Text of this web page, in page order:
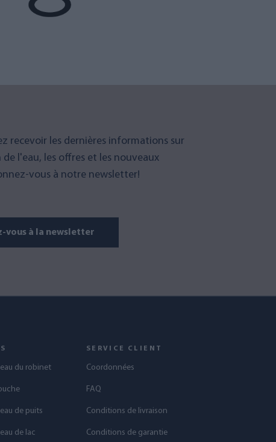
recevoir les dernières informations sur
l'eau, les offres et les nouveaux
vous à notre newsletter!
vous à la newsletter
du robinet
de puits
de lac
SERVICE CLIENT
Coordonnées
FAQ
Conditions de livraison
Conditions de garantie